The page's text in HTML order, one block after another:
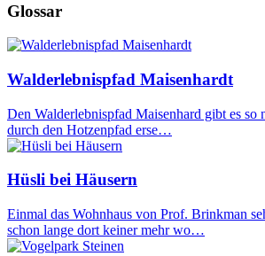
Glossar
Walderlebnispfad Maisenhardt
Den Walderlebnispfad Maisenhard gibt es so
durch den Hotzenpfad erse…
Hüsli bei Häusern
Einmal das Wohnhaus von Prof. Brinkman
schon lange dort keiner mehr wo…